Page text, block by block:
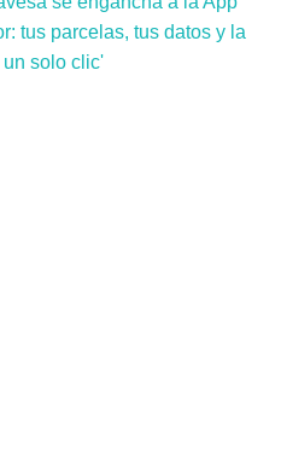
tus parcelas, tus datos y la
solo clic'